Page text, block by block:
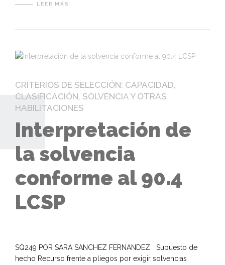
LEER MÁS
CRITERIOS DE SELECCIÓN: CAPACIDAD,
CLASIFICACIÓN, SOLVENCIA Y OTRAS
HABILITACIONES
Interpretación de
la solvencia
conforme al 90.4
LCSP
SQ249 POR SARA SANCHEZ FERNANDEZ Supuesto de
hecho Recurso frente a pliegos por exigir solvencias